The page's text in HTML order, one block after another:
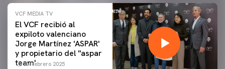
VCF MEDIA TV
El VCF recibió al
expiloto valenciano
Jorge Martínez 'ASPAR'
y propietario del ''aspar
team'
09 febrero 2025